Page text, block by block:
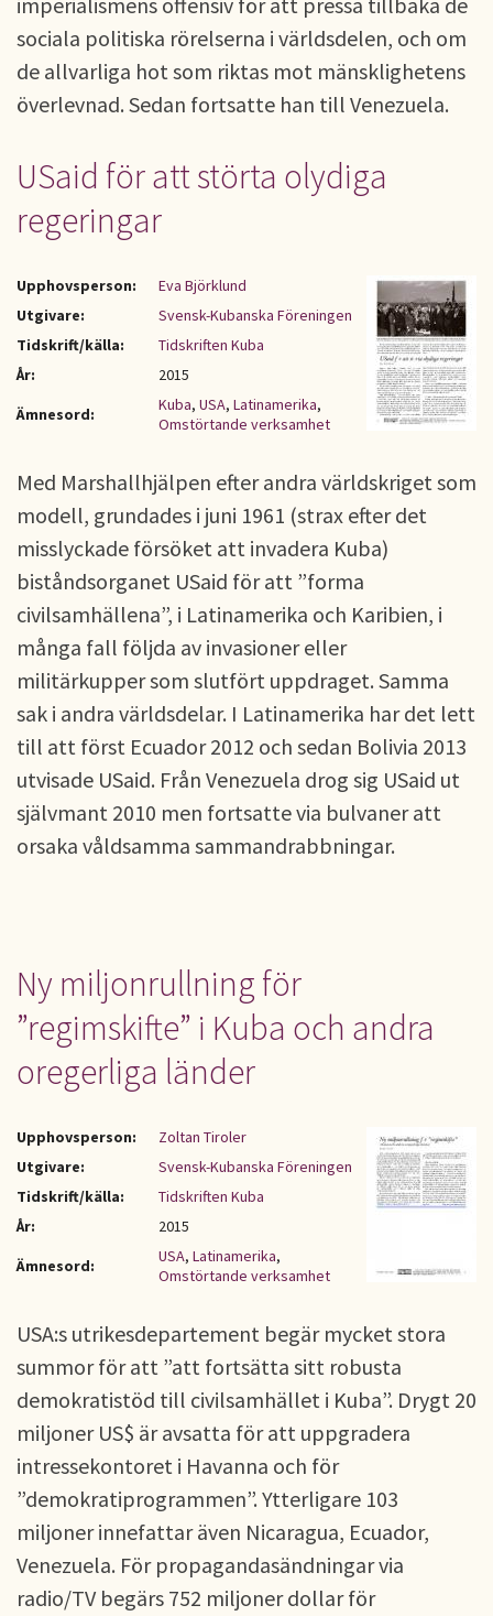
sociala politiska rörelserna i världsdelen, och om
de allvarliga hot som riktas mot mänsklighetens
överlevnad. Sedan fortsatte han till Venezuela.
USaid för att störta olydiga
regeringar
Upphovsperson:
Eva Björklund
Utgivare:
Svensk-Kubanska Föreningen
Tidskrift/källa:
Tidskriften Kuba
År:
2015
Ämnesord:
Kuba, USA, Latinamerika,
Omstörtande verksamhet
Med Marshallhjälpen efter andra världskriget som
modell, grundades i juni 1961 (strax efter det
misslyckade försöket att invadera Kuba)
biståndsorganet USaid för att ”forma
civilsamhällena”, i Latinamerika och Karibien, i
många fall följda av invasioner eller
militärkupper som slutfört uppdraget. Samma
sak i andra världsdelar. I Latinamerika har det lett
till att först Ecuador 2012 och sedan Bolivia 2013
utvisade USaid. Från Venezuela drog sig USaid ut
självmant 2010 men fortsatte via bulvaner att
orsaka våldsamma sammandrabbningar.
Ny miljonrullning för
”regimskifte” i Kuba och andra
oregerliga länder
Upphovsperson:
Zoltan Tiroler
Utgivare:
Svensk-Kubanska Föreningen
Tidskrift/källa:
Tidskriften Kuba
År:
2015
Ämnesord:
USA, Latinamerika,
Omstörtande verksamhet
USA:s utrikesdepartement begär mycket stora
summor för att ”att fortsätta sitt robusta
demokratistöd till civilsamhället i Kuba”. Drygt 20
miljoner US$ är avsatta för att uppgradera
intressekontoret i Havanna och för
”demokratiprogrammen”. Ytterligare 103
miljoner innefattar även Nicaragua, Ecuador,
Venezuela. För propagandasändningar via
radio/TV begärs 752 miljoner dollar för